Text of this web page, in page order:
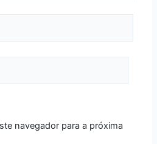
navegador para a próxima